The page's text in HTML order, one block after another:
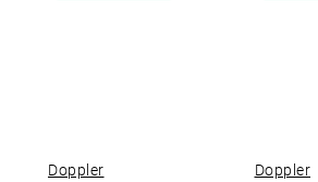
Doppler Doppler